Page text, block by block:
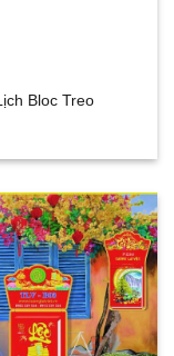
Bloc Treo